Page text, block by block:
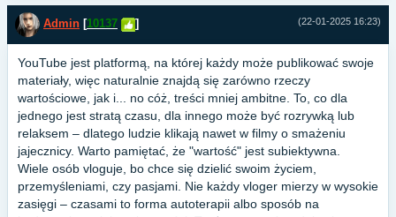
(22-01-2025 16:23)
Admin [10137 ]
YouTube jest platformą, na której każdy może publikować swoje
materiały, więc naturalnie znajdą się zarówno rzeczy
wartościowe, jak i... no cóż, treści mniej ambitne. To, co dla
jednego jest stratą czasu, dla innego może być rozrywką lub
relaksem – dlatego ludzie klikają nawet w filmy o smażeniu
jajecznicy. Warto pamiętać, że "wartość" jest subiektywna.
Wiele osób vloguje, bo chce się dzielić swoim życiem,
przemyśleniami, czy pasjami. Nie każdy vloger mierzy w wysokie
zasięgi – czasami to forma autoterapii albo sposób na